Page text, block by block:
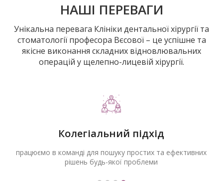
НАШІ ПЕРЕВАГИ
Унікальна перевага Клініки дентальної хірургії та
стоматології професора Вєсової – це успішне та
якісне виконання складних відновлювальних
операцій у щелепно-лицевій хірургії.
Експертне планування
індивідуальний підхід до випадку кожного пацієнта